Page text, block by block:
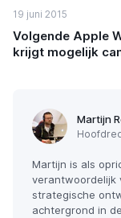
19 juni 2015
Volgende Apple
krijgt mogelijk
Martijn
Martijn is als
verantwoordelijk
strategische
achtergrond in